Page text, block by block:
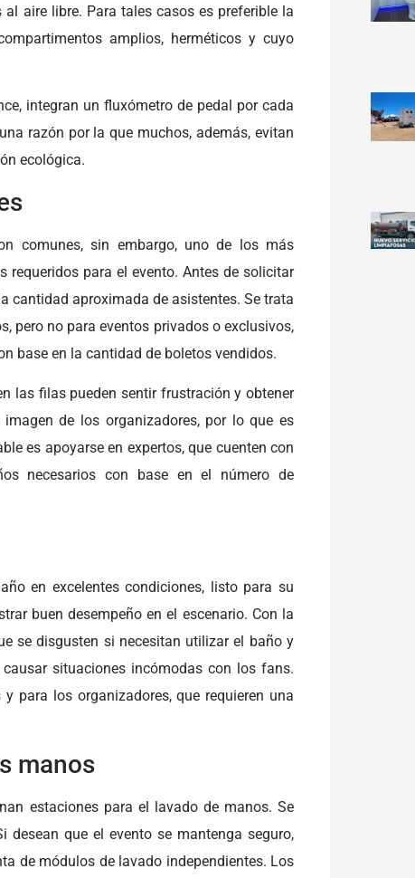
aire libre. Para tales casos es preferible la
amplios, herméticos y cuyo
integran un fluxómetro de pedal por cada
razón por la que muchos, además, evitan
ecológica.
comunes, sin embargo, uno de los más
requeridos para el evento. Antes de solicitar
cantidad aproximada de asistentes. Se trata
pero no para eventos privados o exclusivos,
base en la cantidad de boletos vendidos.
las filas pueden sentir frustración y obtener
de los organizadores, por lo que es
es apoyarse en expertos, que cuenten con
necesarios con base en el número de
en excelentes condiciones, listo para su
buen desempeño en el escenario. Con la
se disgusten si necesitan utilizar el baño y
situaciones incómodas con los fans.
para los organizadores, que requieren una
manos
estaciones para el lavado de manos. Se
desean que el evento se mantenga seguro,
de módulos de lavado independientes. Los